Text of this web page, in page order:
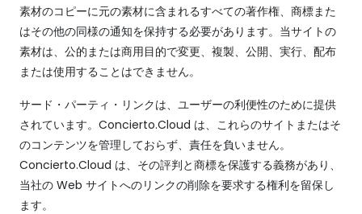
素材のコピーに元の素材に含まれるすべての著作権、商標また
はその他の同様の通知を保持する必要があります。当サイトの
素材は、公的または商用目的で変更、複製、公開、実行、配布
または使用することはできません。
サード・パーティ・リンクは、ユーザーの利便性のために提供
されています。Concierto.Cloud は、これらのサイトまたはそ
のコンテンツを管理しておらず、責任を負いません。
Concierto.Cloud は、その評判と商標を保護する義務があり、
当社の Web サイトへのリンクの削除を要求する権利を留保し
ます。